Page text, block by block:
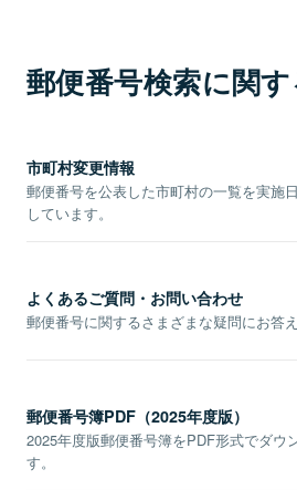
郵便番号検索に関
市町村変更情報
郵便番号を公表した市町村の一覧を実施
しています。
よくあるご質問・お問い合わせ
郵便番号に関するさまざまな疑問にお答え
郵便番号簿PDF（2025年度版）
2025年度版郵便番号簿をPDF形式でダウ
す。